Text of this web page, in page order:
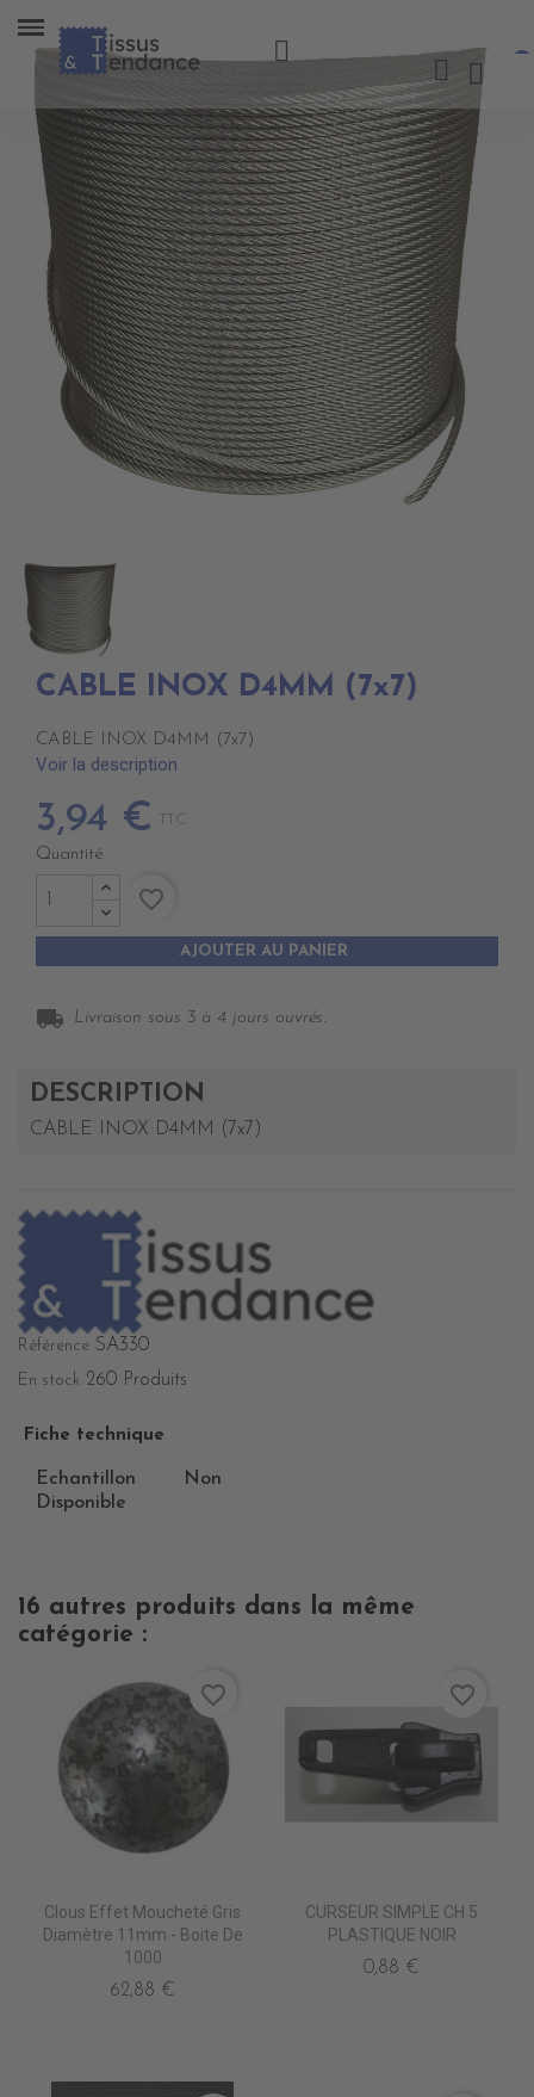
CABLE INOX D4MM (7x7)
CABLE INOX D4MM (7x7)
Voir la description
3,94 € TTC
Quantité
AJOUTER AU PANIER
favorite_border
local_shipping Livraison sous 3 à 4 jours ouvrés.
DESCRIPTION
CABLE INOX D4MM (7x7)
Référence SA330
En stock 260 Produits
Fiche technique
Echantillon
Disponible
Non
16 autres produits dans la même
catégorie :
Clous Effet Moucheté Gris
Diamètre 11mm - Boite De
1000
62,88 €
favorite_border
CURSEUR SIMPLE CH 5
PLASTIQUE NOIR
0,88 €
favorite_border